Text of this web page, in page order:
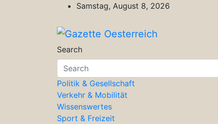
Samstag, August 8, 2026
Gazette Oesterreich
Magazin für Freizeit, Politik, Kultur
Search
Politik & Gesellschaft
Verkehr & Mobilität
Wissenswertes
Sport & Freizeit